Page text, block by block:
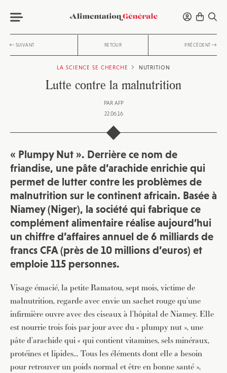
SUIVANT RETOUR PRÉCÉDENT
LA SCIENCE SE CHERCHE NUTRITION
Lutte contre la malnutrition
PAR AFP
22.06.16
« Plumpy Nut ». Derrière ce nom de
friandise, une pâte d’arachide enrichie qui
permet de lutter contre les problèmes de
malnutrition sur le continent africain. Basée à
Niamey (Niger), la société qui fabrique ce
complément alimentaire réalise aujourd’hui
un chiffre d’affaires annuel de 6 milliards de
francs CFA (près de 10 millions d’euros) et
emploie 115 personnes.
Visage émacié, la petite Ramatou, sept mois, victime de
malnutrition, regarde avec envie un sachet rouge qu’une
infirmière ouvre avec des ciseaux à l’hôpital de Niamey. Elle
est nourrie trois fois par jour avec du « plumpy nut », une
pâte d’arachide qui « qui contient vitamines, sels minéraux,
protéines et lipides… Tous les éléments dont elle a besoin
pour retrouver un poids normal et être en bonne santé »,